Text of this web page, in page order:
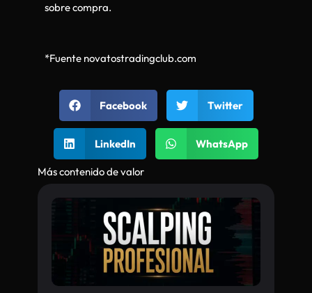
sobre compra.
*Fuente novatostradingclub.com
Facebook Twitter
LinkedIn WhatsApp
Más contenido de valor